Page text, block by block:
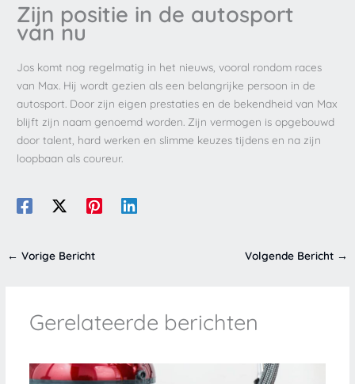
Zijn positie in de autosport
van nu
Jos komt nog regelmatig in het nieuws, vooral rondom races
van Max. Hij wordt gezien als een belangrijke persoon in de
autosport. Door zijn eigen prestaties en de bekendheid van Max
blijft zijn naam genoemd worden. Zijn vermogen is opgebouwd
door talent, hard werken en slimme keuzes tijdens en na zijn
loopbaan als coureur.
← Vorige Bericht Volgende Bericht →
Gerelateerde berichten